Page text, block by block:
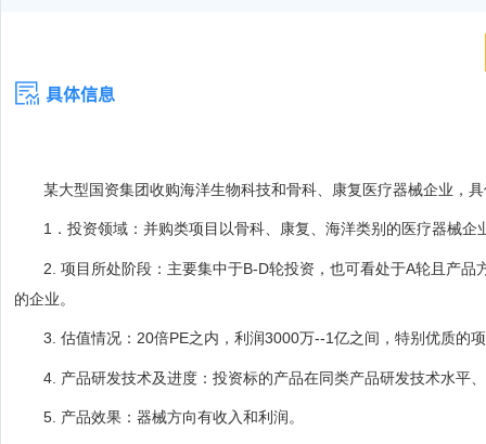
具体信息
某大型国资集团收购海洋生物科技和骨科、康复医疗器械企业，
1 ．投资领域：并购类项目以骨科、康复、海洋类别的医疗器械
2. 项目所处阶段：主要集中于B-D轮投资，也可看处于A轮且产品
的企业。
3. 估值情况： 20倍PE之内，利润3000万--1亿之间，特别优质的
4. 产品研发技术及进度：投资标的产品在同类产品研发技术水平
5. 产品效果：器械方向有收入和利润。